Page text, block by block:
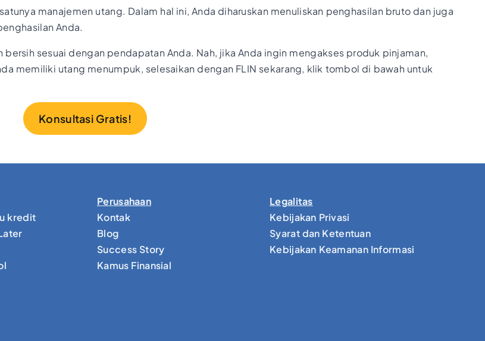
manajemen utang. Dalam hal ini, Anda diharuskan menuliskan penghasilan bruto dan juga
Anda.
sesuai dengan pendapatan Anda. Nah, jika Anda ingin mengakses produk pinjaman,
memiliki utang menumpuk, selesaikan dengan FLIN sekarang, klik tombol di bawah untuk
Konsultasi Gratis!
kredit
Perusahaan
Kontak
Blog
Success Story
Kamus Finansial
Legalitas
Kebijakan Privasi
Syarat dan Ketentuan
Kebijakan Keamanan Informasi